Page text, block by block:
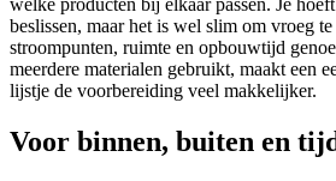
welke producten bij elkaar passen. Je
beslissen, maar het is wel slim om vroeg
stroompunten, ruimte en opbouwtijd
meerdere materialen gebruikt, maakt een
lijstje de voorbereiding veel makkelijker.
Voor binnen, buiten en